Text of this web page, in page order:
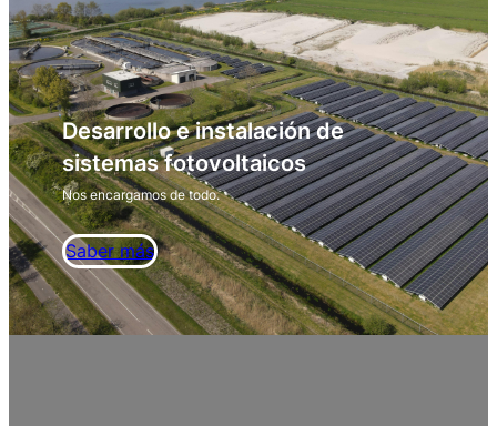
Desarrollo e instalación de
sistemas fotovoltaicos
Nos encargamos de todo.
Saber más